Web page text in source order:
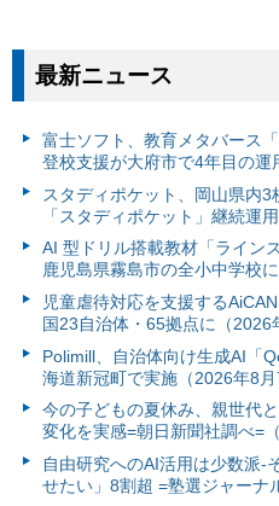
最新ニュース
富⼠ソフト、教育メタバース
登校支援が大府市で4年目の運
スタディポケット、岡山県内
「スタディポケット」継続運
AI 型ドリル搭載教材「ライン
鹿児島県霧島市の全小中学校
児童虐待対応を支援する
国23自治体・65拠点に（2026
Polimill、自治体向け生成AI「
海道新冠町で実施（2026年8月
今の子どもの夏休み、親世代
変化を実感=朝日新聞社調べ=
自由研究へのAI活用は少数派-
せたい」8割超 =塾選ジャーナ